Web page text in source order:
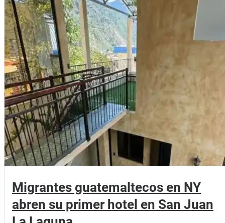
Migrantes guatemaltecos en NY
abren su primer hotel en San Juan